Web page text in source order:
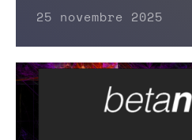
25 novembre 2025